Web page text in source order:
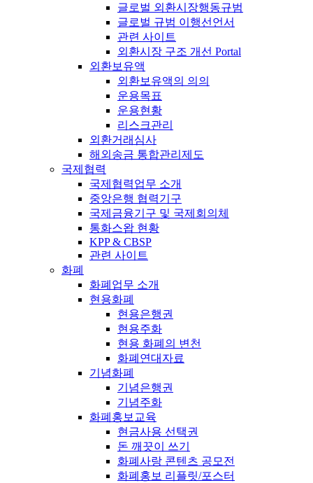
글로벌 외환시장행동규범
글로벌 규범 이행선언서
관련 사이트
외환시장 구조 개선 Portal
외환보유액
외환보유액의 의의
운용목표
운용현황
리스크관리
외환거래심사
해외송금 통합관리제도
국제협력
국제협력업무 소개
중앙은행 협력기구
국제금융기구 및 국제회의체
통화스왑 현황
KPP & CBSP
관련 사이트
화폐
화폐업무 소개
현용화폐
현용은행권
현용주화
현용 화폐의 변천
화폐연대자료
기념화폐
기념은행권
기념주화
화폐홍보교육
현금사용 선택권
돈 깨끗이 쓰기
화폐사랑 콘텐츠 공모전
화폐홍보 리플릿/포스터